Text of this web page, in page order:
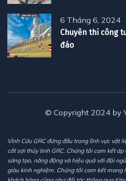
6 Tháng 6, 2024
Chuyên thi công
đáo
© Copyright 2024 by
Vĩnh Cửu GRC đứng đầu trong lĩnh vực vật
cốt sợi thủy tinh GRC. Chúng tôi cam kết
sáng tạo, năng động và hiệu quả với đội
giàu kinh nghiệm. Chúng tôi cam kết mang